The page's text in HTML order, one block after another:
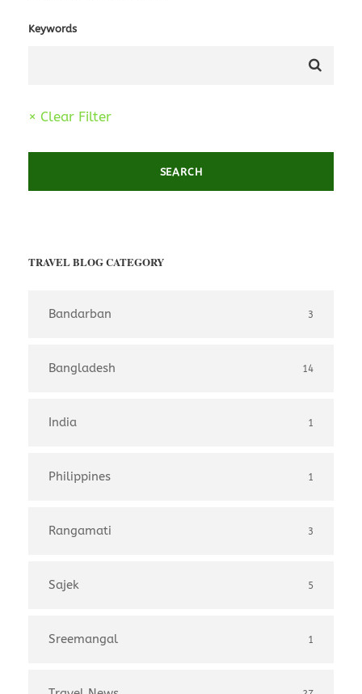
Keywords
× Clear Filter
TRAVEL BLOG CATEGORY
Bandarban 3
Bangladesh 14
India 1
Philippines 1
Rangamati 3
Sajek 5
Sreemangal 1